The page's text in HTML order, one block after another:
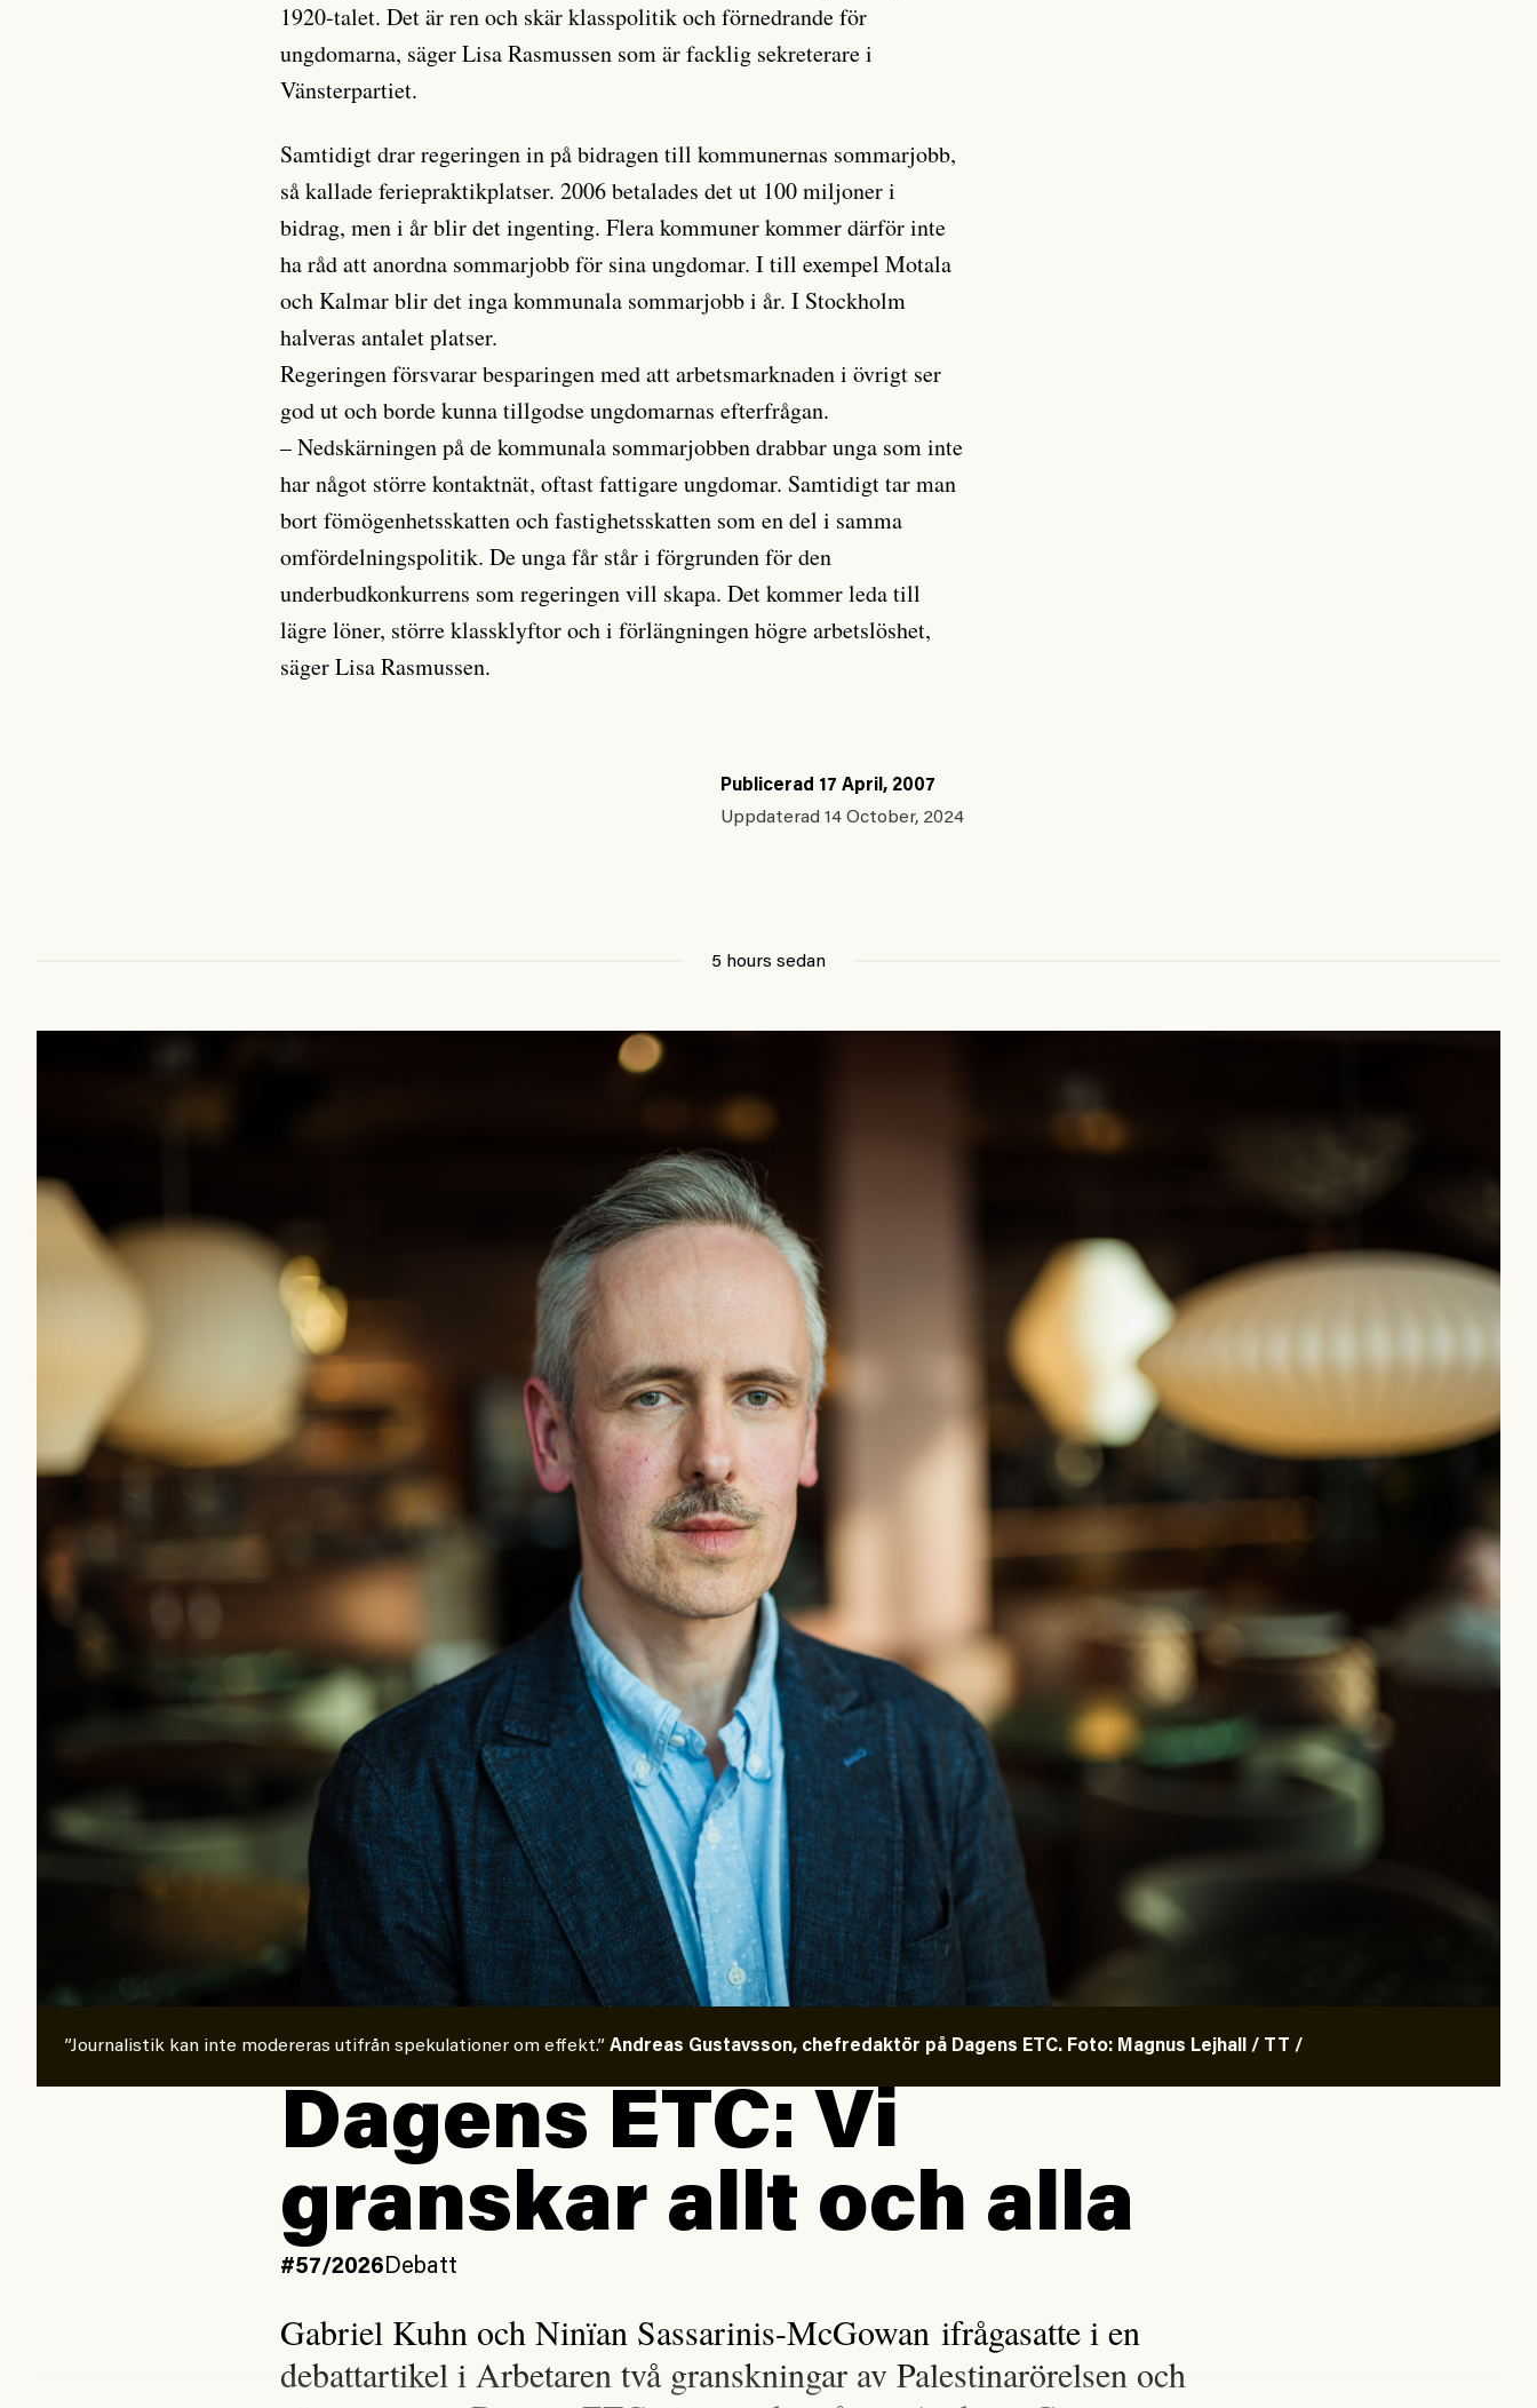
1920-talet. Det är ren och skär klasspolitik och förnedrande för
ungdomarna, säger Lisa Rasmussen som är facklig sekreterare i
Vänsterpartiet.
Samtidigt drar regeringen in på bidragen till kommunernas sommarjobb,
så kallade feriepraktikplatser. 2006 betalades det ut 100 miljoner i
bidrag, men i år blir det ingenting. Flera kommuner kommer därför inte
ha råd att anordna sommarjobb för sina ungdomar. I till exempel Motala
och Kalmar blir det inga kommunala sommarjobb i år. I Stockholm
halveras antalet platser.
Regeringen försvarar besparingen med att arbetsmarknaden i övrigt ser
god ut och borde kunna tillgodse ungdomarnas efterfrågan.
– Nedskärningen på de kommunala sommarjobben drabbar unga som inte
har något större kontaktnät, oftast fattigare ungdomar. Samtidigt tar man
bort fömögenhetsskatten och fastighetsskatten som en del i samma
omfördelningspolitik. De unga får står i förgrunden för den
underbudkonkurrens som regeringen vill skapa. Det kommer leda till
lägre löner, större klassklyftor och i förlängningen högre arbetslöshet,
säger Lisa Rasmussen.
Publicerad 17 April, 2007
Uppdaterad 14 October, 2024
5 hours sedan
”Journalistik kan inte modereras utifrån spekulationer om effekt.” Andreas Gustavsson, chefredaktör på Dagens ETC. Foto: Magnus Lejhall / TT /
Dagens ETC: Vi
granskar allt och alla
#57/2026Debatt
Gabriel Kuhn och Ninïan Sassarinis-McGowan ifrågasatte i en
debattartikel i Arbetaren två granskningar av Palestinarörelsen och